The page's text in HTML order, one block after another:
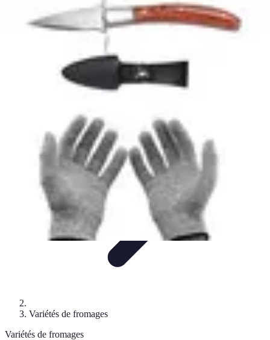
Fromages du Monde
Découvertes
Découvertes
fromagèresDégustationdécouverte
Fromages du Monde
Variétés de fromages
Variétés de fromages